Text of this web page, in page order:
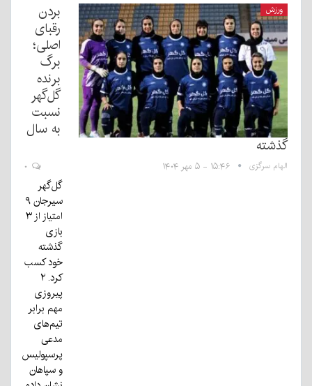
ورزش
بردن
رقبای
اصلی؛
برگ
برنده
گل‌گهر
نسبت
به سال
گذشته
الهام سرگزی ۱۵:۴۶ - ۵ مهر ۱۴۰۴
گل‌گهر
سیرجان ۹
امتیاز از ۳
بازی
گذشته
خود کسب
کرد. ۲
پیروزی
مهم برابر
تیم‌های
مدعی
پرسپولیس
و سپاهان